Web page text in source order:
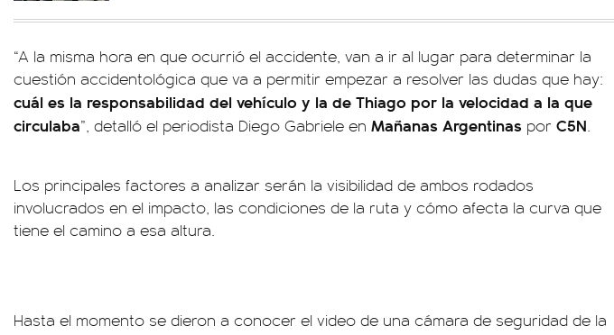
“A la misma hora en que ocurrió el accidente, van a ir al lugar para determinar la
cuestión accidentológica que va a permitir empezar a resolver las dudas que hay:
cuál es la responsabilidad del vehículo y la de Thiago por la velocidad a la que
circulaba”, detalló el periodista Diego Gabriele en Mañanas Argentinas por C5N.
Los principales factores a analizar serán la visibilidad de ambos rodados
involucrados en el impacto, las condiciones de la ruta y cómo afecta la curva que
tiene el camino a esa altura.
Hasta el momento se dieron a conocer el video de una cámara de seguridad de la